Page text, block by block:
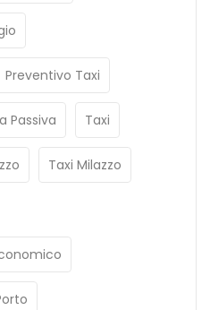
Preventivo Taxi
Passiva Taxi
Taxi Milazzo